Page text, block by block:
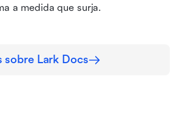
a medida que surja.
sobre Lark Docs